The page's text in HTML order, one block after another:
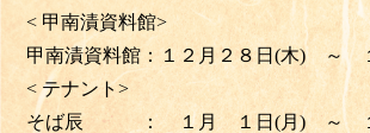
< 甲南漬資料館>
甲南漬資料館：１２月２８日(木) ～
< テナント>
そば辰 ： １月 １日(月) ～ １